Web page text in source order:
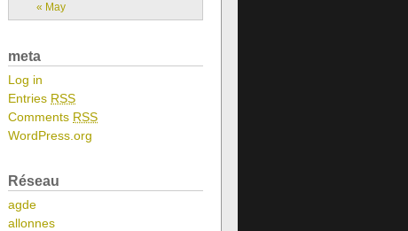
« May
meta
Log in
Entries RSS
Comments RSS
WordPress.org
Réseau
agde
allonnes